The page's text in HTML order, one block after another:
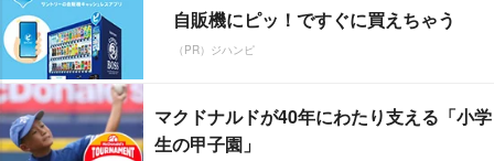
自販機にピッ！ですぐに買えちゃう
（PR）ジハンピ
マクドナルドが40年にわたり支える「小学
生の甲子園」